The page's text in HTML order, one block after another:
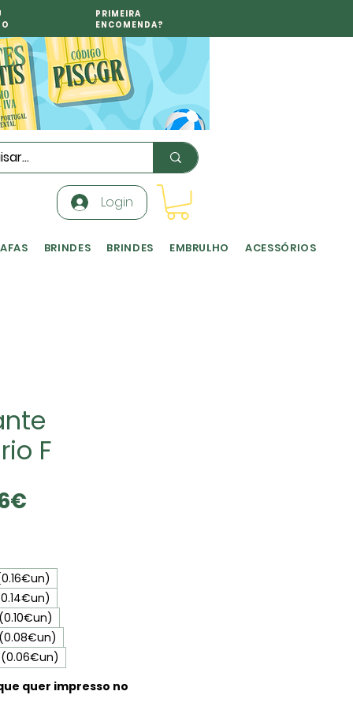
PRIMEIRA
ENCOMENDA?
Login
BRINDES BRINDES EMBRULHO ACESSÓRIOS
F
quer impresso no